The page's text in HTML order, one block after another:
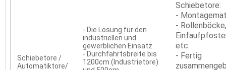
Schiebetore /
Automatiktore/
- Die Lösung für den
industriellen und
gewerblichen Einsatz
- Durchfahrtsbreite bis
1200cm (Industrietore)
Schiebetore:
-
- Rollenböcke,
etc.
- Fertig